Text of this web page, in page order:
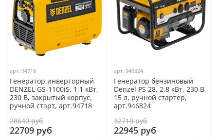
арт.94718
Генератор инверторный
DENZEL GS-1100iS, 1,1 кВт,
230 В, закрытый корпус,
ручной старт, арт.94718
28640 руб
22709 руб
арт.946824
Генератор бензиновый
Denzel PS 28, 2.8 кВт, 230 В,
15 л, ручной стартер,
арт.946824
32710 руб
22945 руб